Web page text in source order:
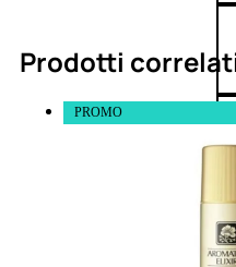
Prodotti
PROMO